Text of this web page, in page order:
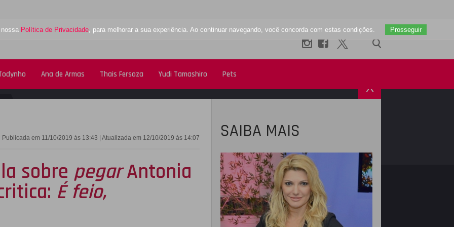
Política de Privacidade, para melhorar a sua experiência. Ao continuar navegando, você concorda com estas condições. Prosseguir
Ana de Armas Thais Fersoza Yudi Tamashiro Pets
X
Publicada em 11/10/2019 às 13:43 | Atualizada em 12/10/2019 às 14:07
sobre pegarAntonia
É feio,
SAIBA MAIS
TWITTER INSTAGRAM